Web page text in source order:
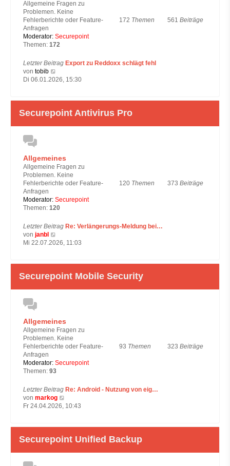
g
Allgemeine Fragen zu
Problemen. Keine
Fehlerberichte oder Feature-
Anfragen
Moderator: Securepoint
Themen: 172
172 Themen 561 Beiträge
Letzter Beitrag Export zu Reddoxx schlägt fehl
von tobib
e
t
r
t
r
a
g
Di 06.01.2026, 15:30
Securepoint Antivirus Pro
Allgemeines
Allgemeine Fragen zu
Problemen. Keine
Fehlerberichte oder Feature-
Anfragen
Moderator: Securepoint
Themen: 120
120 Themen 373 Beiträge
Letzter Beitrag Re: Verlängerungs-Meldung bei…
von janbl
e
t
r
t
r
a
g
Mi 22.07.2026, 11:03
Securepoint Mobile Security
Allgemeines
Allgemeine Fragen zu
Problemen. Keine
Fehlerberichte oder Feature-
Anfragen
Moderator: Securepoint
Themen: 93
93 Themen 323 Beiträge
Letzter Beitrag Re: Android - Nutzung von eig…
von markog
e
t
r
Fr 24.04.2026, 10:43
Securepoint Unified Backup